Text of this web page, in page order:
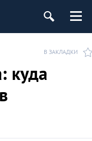
В ЗАКЛАДКИ
куда